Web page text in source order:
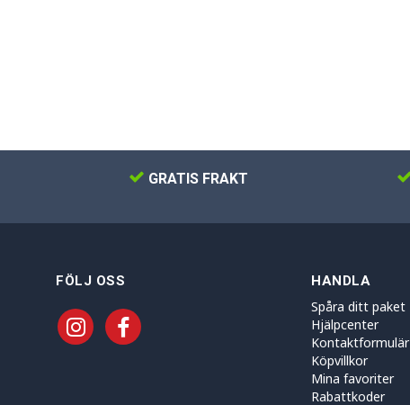
GRATIS FRAKT
FÖLJ OSS HANDLA
Spåra ditt paket
Hjälpcenter
Kontaktformulär
Köpvillkor
Mina favoriter
Rabattkoder